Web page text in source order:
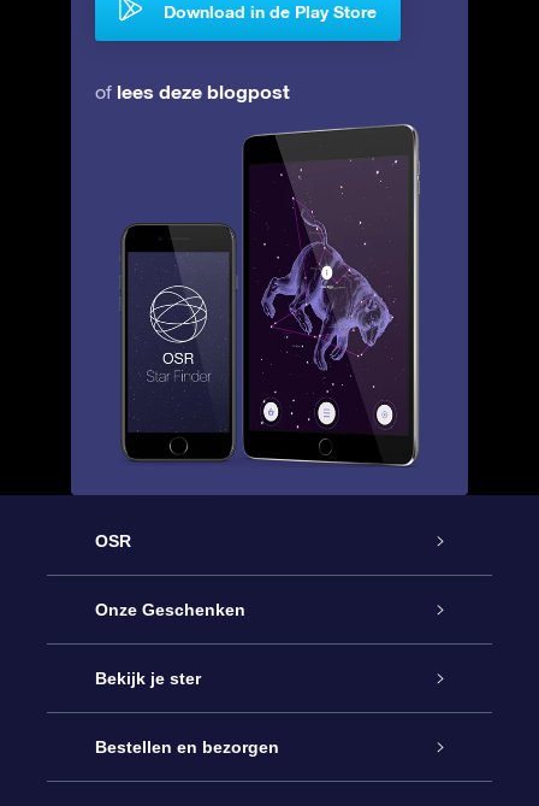
Download in de Play Store
of lees deze blogpost
OSR
Service
Contact
Blog
Onze Geschenken
Online Star Gift
OSR Cadeaupakket
Bekijk je ster
Sterrenregister
Bestellen en bezorgen